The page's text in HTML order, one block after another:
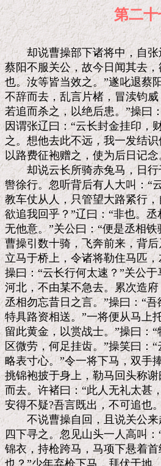
第二
却说曹操部下诸将中，自张
蔡阳不服关公，故今日闻其去
也。汝等皆当效之。”遂叱退蔡
不辞而去，乱言片楮，冒渎钧
若追而杀之，以绝后患。”操曰
因谓张辽曰：“云长封金挂印，
之。想他去此不远，我一发结
以路费征袍赠之，使为后日记
却说云长所骑赤兔马，日行
辔徐行。忽听背后有人大叫：“
教车仗从人，只管望大路紧行
欲追我回乎？”辽曰：“非也。
无他意。”关公曰：“便是丞相
曹操引数十骑，飞奔前来，背
立马于桥上，令诸将勒住马匹
操曰：“云长行何太速？”关公
河北，不由某不急去。累次造
丞相勿忘昔日之言。”操曰：“
特具路资相送。”一将便从马上
留此黄金，以赏战士。”操曰：
区微劳，何足挂齿。”操笑曰：
略表寸心。”令一将下马，双手
挑锦袍披于身上，勒马回头称
而去。许褚曰：“此人无礼太甚
安得不疑?吾言既出，不可追也
不说曹操自回，且说关公来
四下寻之。忽见山头一人高叫
锦衣，持枪跨马，马项下悬着
也？”少年弃枪下马，拜伏于地